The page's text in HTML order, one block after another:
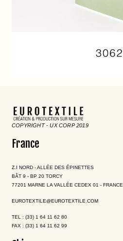
COPYRIGHT - UX CORP 2019
France
Z.I NORD - ALLÉE DES ÉPINETTES
BÂT 9 - BP 20 TORCY
77201 MARNE LA VALLÉE CEDEX 01 - FRANCE
EUROTEXTILE@EUROTEXTILE.COM
TEL : (33) 1 64 11 62 80
FAX : (33) 1 64 11 62 99